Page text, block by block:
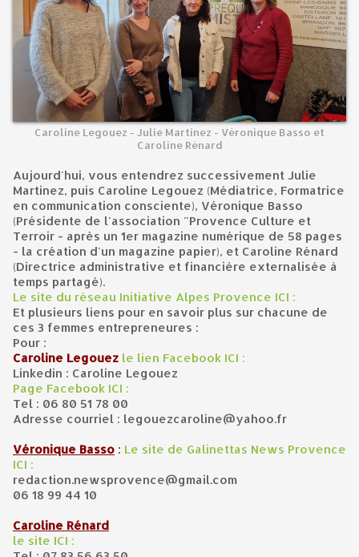
Caroline Legouez - Julie Martinez - Véronique Basso et
Caroline Rénard
Aujourd'hui, vous entendrez successivement Julie
Martinez, puis Caroline Legouez (Médiatrice, Formatrice
en communication consciente), Véronique Basso
(Présidente de l'association "Provence Culture et
Terroir - après un 1er magazine numérique de 58 pages
- la création d'un magazine papier), et Caroline Rénard
(Directrice administrative et financière externalisée à
temps partagé).
Le site du réseau Initiative Alpes Provence ICI :
Et plusieurs liens pour en savoir plus sur chacune de
ces 3 femmes entrepreneures :
Pour :
Caroline Legouez le lien Facebook ICI :
Linkedin : Caroline Legouez
Page Facebook ICI :
Tel : 06 80 51 78 00
Adresse courriel : legouezcaroline@yahoo.fr
Véronique Basso : Le site de Galinettas News Provence
ICI :
redaction.newsprovence@gmail.com
06 18 99 44 10
Caroline Rénard
le site ICI :